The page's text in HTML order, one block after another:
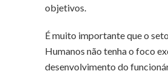
objetivos.
É muito importante que o
Humanos não tenha o foco
desenvolvimento do